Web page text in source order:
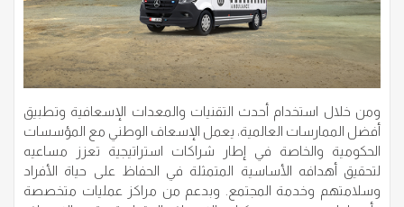
ومن خلال استخدام أحدث التقنيات والمعدات الإسعافية وتطبيق
أفضل الممارسات العالمية، يعمل الإسعاف الوطني مع المؤسسات
الحكومية والخاصة في إطار شراكات استراتيجية تعزز مساعيه
لتحقيق أهدافه الأساسية المتمثلة في الحفاظ على حياة الأفراد
وسلامتهم وخدمة المجتمع. وبدعم من مراكز عمليات متخصصة